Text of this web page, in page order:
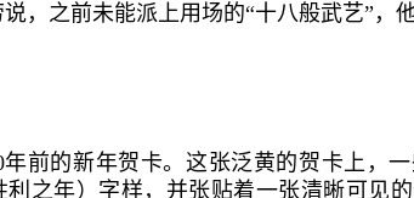
，之前未能派上用场的“十八般武艺”，
前的新年贺卡。这张泛黄的贺卡上，
利之年）字样，并张贴着一张清晰可见